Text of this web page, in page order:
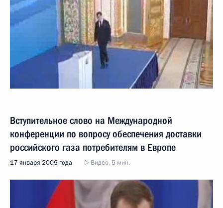
Вступительное слово на Международной
конференции по вопросу обеспечения доставки
российского газа потребителям в Европе
17 января 2009 года Видео, 5 мин.